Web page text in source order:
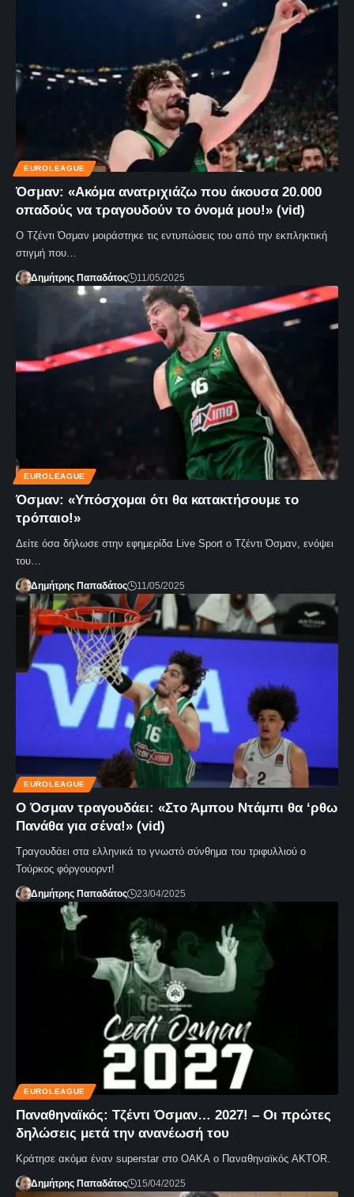
EUROLEAGUE
Όσμαν: «Ακόμα ανατριχιάζω που άκουσα 20.000
οπαδούς να τραγουδούν το όνομά μου!» (vid)
Ο Τζέντι Όσμαν μοιράστηκε τις εντυπώσεις του από την εκπληκτική
στιγμή που…
Δημήτρης Παπαδάτος 11/05/2025
EUROLEAGUE
Όσμαν: «Υπόσχομαι ότι θα κατακτήσουμε το
τρόπαιο!»
Δείτε όσα δήλωσε στην εφημερίδα Live Sport ο Τζέντι Όσμαν, ενόψει
του…
Δημήτρης Παπαδάτος 11/05/2025
EUROLEAGUE
Ο Όσμαν τραγουδάει: «Στο Άμπου Ντάμπι θα ‘ρθω
Πανάθα για σένα!» (vid)
Τραγουδάει στα ελληνικά το γνωστό σύνθημα του τριφυλλιού ο
Τούρκος φόργουορντ!
Δημήτρης Παπαδάτος 23/04/2025
EUROLEAGUE
Παναθηναϊκός: Τζέντι Όσμαν… 2027! – Οι πρώτες
δηλώσεις μετά την ανανέωσή του
Κράτησε ακόμα έναν superstar στο ΟΑΚΑ ο Παναθηναϊκός AKTOR.
Δημήτρης Παπαδάτος 15/04/2025